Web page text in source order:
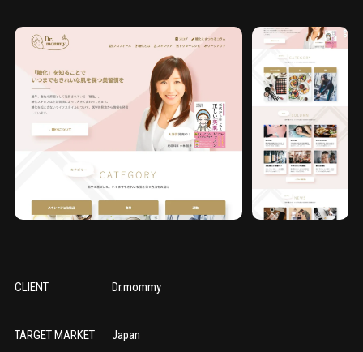
CLIENT Dr.mommy
TARGET MARKET Japan